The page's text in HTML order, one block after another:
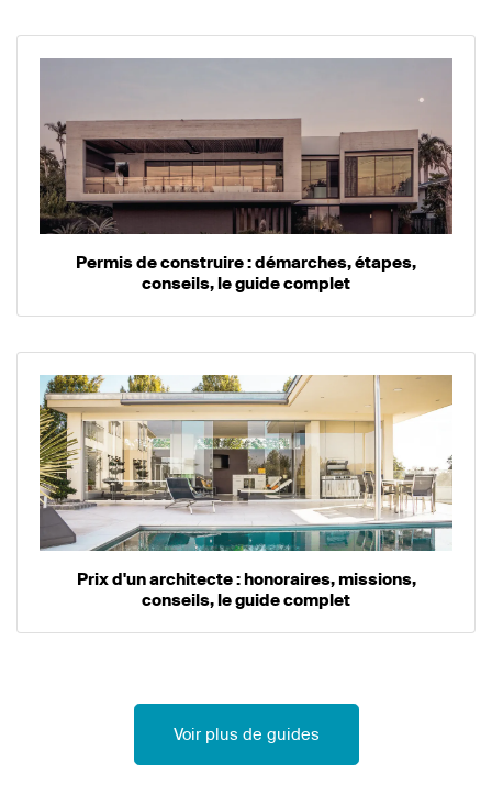
Permis de construire : démarches, étapes,
conseils, le guide complet
Prix d'un architecte : honoraires, missions,
conseils, le guide complet
Voir plus de guides